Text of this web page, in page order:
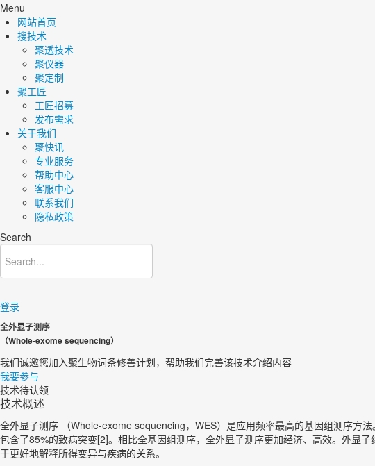
Menu
网站首页
搜技术
聚透技术
聚仪器
聚定制
聚工匠
工匠招募
发布需求
关于我们
聚快讯
专业服务
帮助中心
客服中心
联系我们
隐私政策
Search
登录
全外显子测序
（Whole-exome sequencing）
我们诚邀您加入聚生物词条修善计划，帮助我们完善该技术介绍内容
我要参与
技术待认领
技术概述
全外显子测序 （Whole-exome sequencing，WES）是应用频率最高的基因组测序方
包含了85%的致病突变[2]。相比全基因组测序，全外显子测序更加经济、高效。外显
于更好地解释所得变异与疾病的关系。